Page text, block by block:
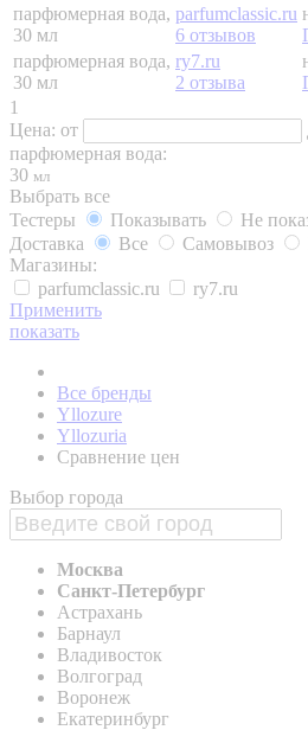
парфюмерная вода,
30 мл
parfumclassic.ru
6 отзывов
парфюмерная вода,
30 мл
ry7.ru
2 отзыва
1
Цена: от
парфюмерная вода:
30 мл
Выбрать все
Тестеры
Показывать Не
Доставка
Все Самовывоз
Магазины:
parfumclassic.ru
ry7.ru
Применить
показать
Все бренды
Yllozure
Yllozuria
Сравнение цен
Выбор города
Москва
Санкт-Петербург
Астрахань
Барнаул
Владивосток
Волгоград
Воронеж
Екатеринбург